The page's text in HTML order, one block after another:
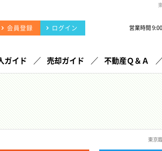
会員登録 ログイン 営業時間
ガイド 売却ガイド 不動産Ｑ＆Ａ
東京